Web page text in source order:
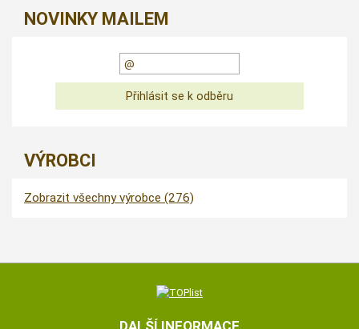
NOVINKY MAILEM
VÝROBCI
Zobrazit všechny výrobce (276)